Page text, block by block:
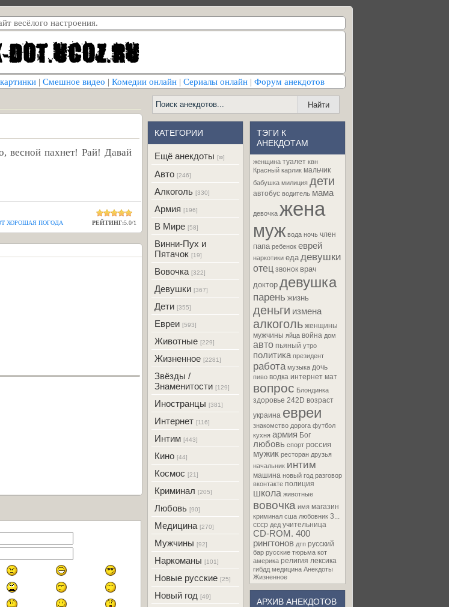
весёлого настроения.
| Смешное видео | Комедии онлайн | Сериалы онлайн | Форум анекдотов
весной пахнет! Рай! Давай
ХОРОШАЯ ПОГОДА РЕЙТИНГ:5.0/1
КАТЕГОРИИ
Ещё анекдоты [∞]
Авто [246]
Алкоголь [330]
Армия [196]
В Мире [58]
Винни-Пух и
Пятачок [19]
Вовочка [322]
Девушки [367]
Дети [355]
Евреи [593]
Животные [229]
Жизненное [2281]
Звёзды /
Знаменитости [129]
Иностранцы [381]
Интернет [116]
Интим [443]
Кино [44]
Космос [21]
Криминал [205]
Любовь [90]
Медицина [270]
Мужчины [92]
Наркоманы [101]
Новые русские [25]
Новый год [49]
ТЭГИ К
АНЕКДОТАМ
женщина туалет квн
Красный карлик мальчик
бабушка милиция дети
автобус водитель мама
девочка жена
муж вода ночь член
папа ребенок еврей
наркотики еда девушки
отец звонок врач
доктор девушка
парень жизнь
деньги измена
алкоголь женщины
мужчины яйца война дом
авто пьяный утро
политика президент
работа музыка дочь
пиво водка интернет мат
вопрос Блондинка
здоровье 242D возраст
украина евреи
знакомство дорога футбол
кухня армия Бог
любовь спорт россия
мужик ресторан друзья
начальник интим
машина новый год разговор
вконтакте полиция
школа животные
вовочка имя магазин
криминал сша любовник 3...
ссср дед учительница
CD-ROM. 400
рингтонов дтп русский
бар русские тюрьма кот
америка религия лексика
гибдд медицина Анекдоты
Жизненное
АРХИВ АНЕКДОТОВ